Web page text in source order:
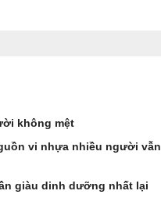
không mệt
vi nhựa nhiều người vẫn
giàu dinh dưỡng nhất lại